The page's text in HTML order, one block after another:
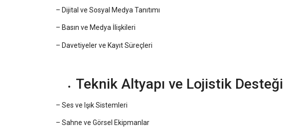
– Dijital ve Sosyal Medya Tanıtımı
– Basın ve Medya İlişkileri
– Davetiyeler ve Kayıt Süreçleri
Teknik Altyapı ve Lojistik Desteği
– Ses ve Işık Sistemleri
– Sahne ve Görsel Ekipmanlar